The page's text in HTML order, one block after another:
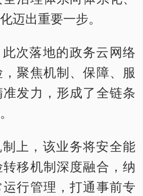
迈出重要一步。
次落地的政务云网络
聚焦机制、保障、服
发力，形成了全链条
上，该业务将安全能
移机制深度融合，纳
行管理，打通事前专